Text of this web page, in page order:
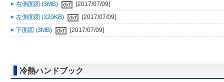
右側面図 (3MB)
[2017/07/09]
左側面図 (320KB)
[2017/07/09]
下面図 (3MB)
[2017/07/09]
冷熱ハンドブック